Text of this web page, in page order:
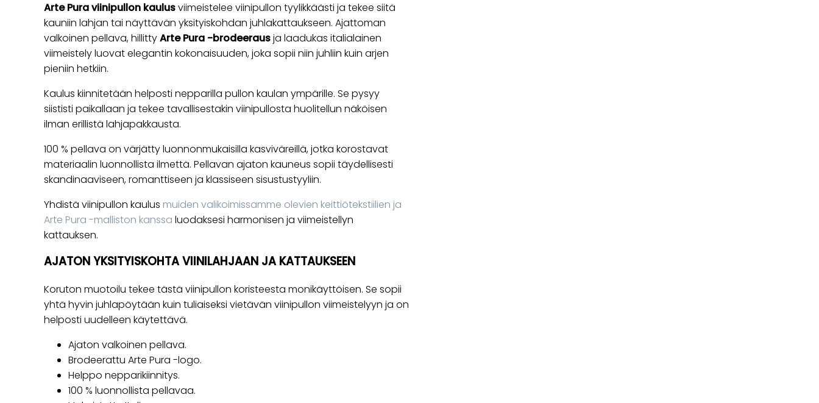
Arte Pura viinipullon kaulusviimeistelee viinipullon tyylikkäästi ja tekee siitä
kauniin lahjan tai näyttävän yksityiskohdan juhlakattaukseen. Ajattoman
valkoinen pellava, hillittyArte Pura -brodeerausja laadukas italialainen
viimeistely luovat elegantin kokonaisuuden, joka sopii niin juhliin kuin arjen
pieniin hetkiin.
Kaulus kiinnitetään helposti nepparilla pullon kaulan ympärille. Se pysyy
siististi paikallaan ja tekee tavallisestakin viinipullosta huolitellun näköisen
ilman erillistä lahjapakkausta.
100 % pellava on värjätty luonnonmukaisilla kasviväreillä, jotka korostavat
materiaalin luonnollista ilmettä. Pellavan ajaton kauneus sopii täydellisesti
skandinaaviseen, romanttiseen ja klassiseen sisustustyyliin.
Yhdistä viinipullon kaulus muiden valikoimissamme olevien keittiötekstiilien ja
Arte Pura -malliston kanssa luodaksesi harmonisen ja viimeistellyn
kattauksen.
AJATON YKSITYISKOHTA VIINILAHJAAN JA KATTAUKSEEN
Koruton muotoilu tekee tästä viinipullon koristeesta monikäyttöisen. Se sopii
yhtä hyvin juhlapöytään kuin tuliaiseksi vietävän viinipullon viimeistelyyn ja on
helposti uudelleen käytettävä.
Ajaton valkoinen pellava.
Brodeerattu Arte Pura -logo.
Helppo nepparikiinnitys.
100 % luonnollista pellavaa.